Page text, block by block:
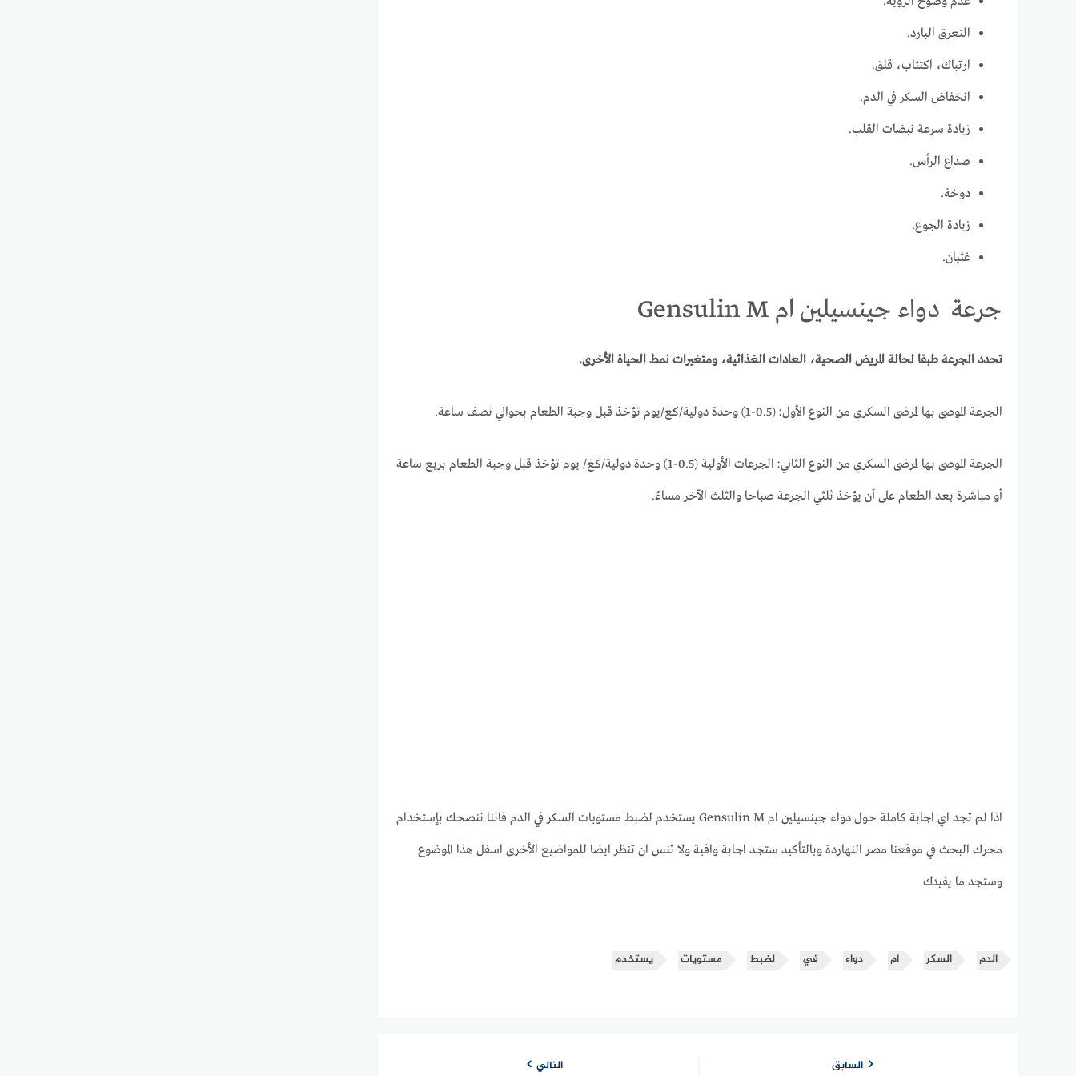
التعرق البارد.
ارتباك، اكتئاب، قلق.
انخفاض السكر في الدم.
زيادة سرعة نبضات القلب.
صداع الرأس.
دوخة.
زيادة الجوع.
غثيان.
جرعة دواء جينسيلين ام Gensulin M
تحدد الجرعة طبقا لحالة المريض الصحية، العادات الغذائية، ومتغيرات نمط الحياة الأخرى.
الجرعة الموصى بها لمرضى السكري من النوع الأول: (0.5-1) وحدة دولية/كغ/يوم تؤخذ قبل وجبة الطعام بحوالي نصف ساعة.
الجرعة الموصى بها لمرضى السكري من النوع الثاني: الجرعات الأولية (0.5-1) وحدة دولية/كغ/ يوم تؤخذ قبل وجبة الطعام بربع ساعة
أو مباشرة بعد الطعام على أن يؤخذ ثلثي الجرعة صباحا والثلث الآخر مساءً.
اذا لم تجد اي اجابة كاملة حول دواء جينسيلين ام Gensulin M يستخدم لضبط مستويات السكر في الدم فاننا ننصحك بإستخدام
محرك البحث في موقعنا مصر النهاردة وبالتأكيد ستجد اجابة وافية ولا تنس ان تنظر ايضا للمواضيع الأخرى اسفل هذا الموضوع
وستجد ما يفيدك
الدم السكر ام دواء في لضبط مستويات يستخدم
السابق التالي